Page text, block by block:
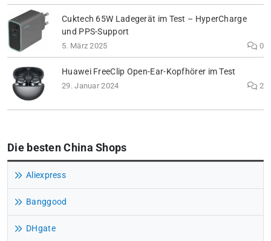
Cuktech 65W Ladegerät im Test – HyperCharge
und PPS-Support
5. März 2025 0
Huawei FreeClip Open-Ear-Kopfhörer im Test
29. Januar 2024 2
Die besten China Shops
Aliexpress
Banggood
DHgate